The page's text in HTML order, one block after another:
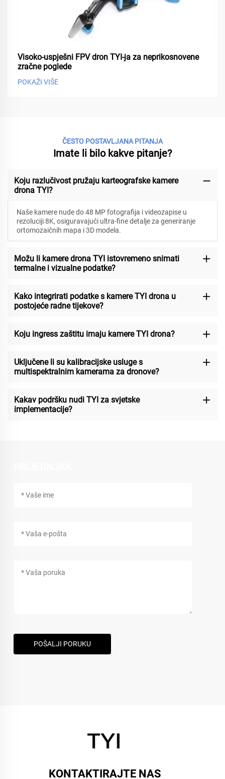
Visoko-uspješni FPV dron TYI-ja za neprikosnovene
zračne poglede
POKAŽI VIŠE
ČESTO POSTAVLJANA PITANJA
Imate li bilo kakve pitanje?
Koju razlučivost pružaju karteografske kamere
drona TYI?
Naše kamere nude do 48 MP fotografija i videozapise u
rezoluciji 8K, osiguravajući ultra-fine detalje za generiranje
ortomozaičnih mapa i 3D modela.
Možu li kamere drona TYI istovremeno snimati
termalne i vizualne podatke?
Kako integrirati podatke s kamere TYI drona u
postojeće radne tijekove?
Koju ingress zaštitu imaju kamere TYI drona?
Uključene li su kalibracijske usluge s
multispektralnim kamerama za dronove?
Kakav podršku nudi TYI za svjetske
implementacije?
POŠALJI PORUKU
KONTAKTIRAJTE NAS